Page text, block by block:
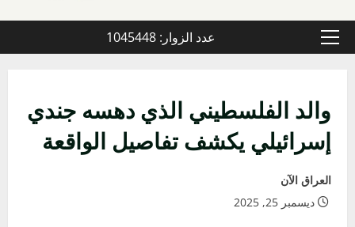
القائمة
عدد الزوار: 1045448
والد الفلسطيني الذي دهسه جندي
إسرائيلي يكشف تفاصيل الواقعة
العراق الآن
ديسمبر 25, 2025